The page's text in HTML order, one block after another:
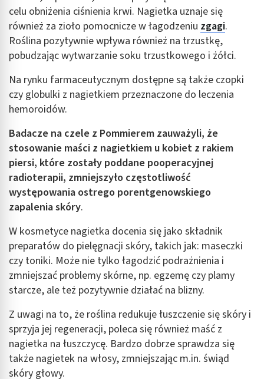
celu obniżenia ciśnienia krwi. Nagietka uznaje się
również za zioło pomocnicze w łagodzeniu zgagi.
Roślina pozytywnie wpływa również na trzustkę,
pobudzając wytwarzanie soku trzustkowego i żółci.
Na rynku farmaceutycznym dostępne są także czopki
czy globulki z nagietkiem przeznaczone do leczenia
hemoroidów.
Badacze na czele z Pommierem zauważyli, że
stosowanie maści z nagietkiem u kobiet z rakiem
piersi, które zostały poddane pooperacyjnej
radioterapii, zmniejszyło częstotliwość
występowania ostrego porentgenowskiego
zapalenia skóry.
W kosmetyce nagietka docenia się jako składnik
preparatów do pielęgnacji skóry, takich jak: maseczki
czy toniki. Może nie tylko łagodzić podrażnienia i
zmniejszać problemy skórne, np. egzemę czy plamy
starcze, ale też pozytywnie działać na blizny.
Z uwagi na to, że roślina redukuje łuszczenie się skóry i
sprzyja jej regeneracji, poleca się również maść z
nagietka na łuszczycę. Bardzo dobrze sprawdza się
także nagietek na włosy, zmniejszając m.in. świąd
skóry głowy.